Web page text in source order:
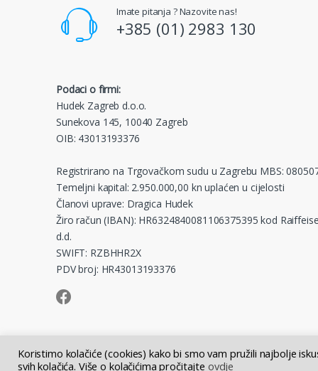
Imate pitanja ? Nazovite nas!
+385 (01) 2983 130
Podaci o firmi:
Hudek Zagreb d.o.o.
Sunekova 145, 10040 Zagreb
OIB: 43013193376
Registrirano na Trgovačkom sudu u Zagrebu MBS:
Temeljni kapital: 2.950.000,00 kn uplaćen u cijelosti
Članovi uprave: Dragica Hudek
Žiro račun (IBAN): HR6324840081106375395 kod
d.d.
SWIFT: RZBHHR2X
PDV broj: HR43013193376
© Hudek Zagreb d.o.o. - sva prava pridržana | Tečaj EUR
Koristimo kolačiće (cookies) kako bi smo vam pružili najbolje
svih kolačića. Više o kolačićima pročitajte ovdje